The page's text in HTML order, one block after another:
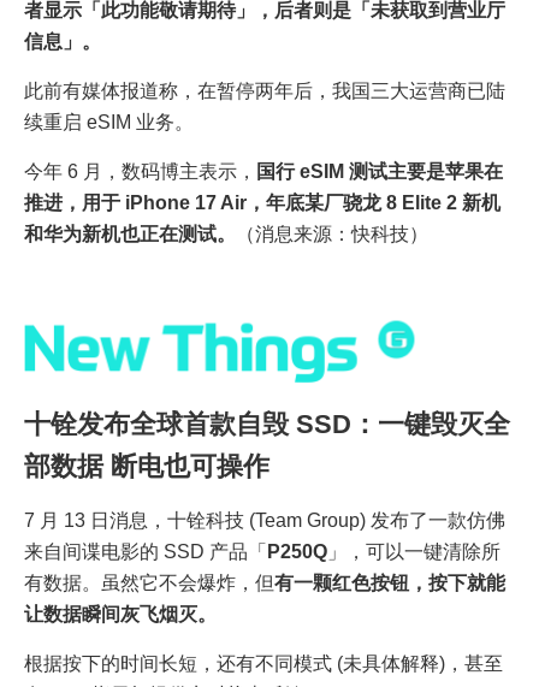
者显示「此功能敬请期待」，后者则是「未获取到营业厅
信息」。
此前有媒体报道称，在暂停两年后，我国三大运营商已陆
续重启 eSIM 业务。
今年 6 月，数码博主表示， 国行 eSIM 测试主要是苹果在
推进，用于 iPhone 17 Air，年底某厂骁龙 8 Elite 2 新机
和华为新机也正在测试。
（消息来源：快科技）
十铨发布全球首款自毁 SSD：一键毁灭全
部数据 断电也可操作
7 月 13 日消息，十铨科技 (Team Group) 发布了一款仿佛
来自间谍电影的 SSD 产品「 P250Q 」，可以一键清除所
有数据。虽然它不会爆炸，但有一颗红色按钮，按下就能
让数据瞬间灰飞烟灭。
根据按下的时间长短，还有不同模式 (未具体解释)，甚至